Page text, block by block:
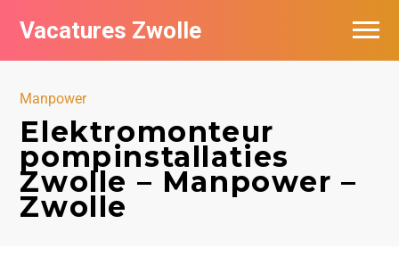
Vacatures Zwolle
Manpower
Elektromonteur
pompinstallaties
Zwolle – Manpower –
Zwolle
Vacatures per bedrijf
De populairste vacatures in Zwolle
Nieuwsbrief feed